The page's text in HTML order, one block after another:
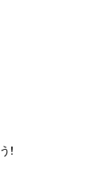
!